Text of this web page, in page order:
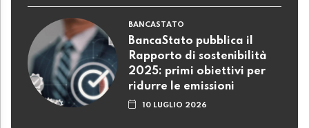
BANCASTATO
BancaStato pubblica il
Rapporto di sostenibilità
2025: primi obiettivi per
ridurre le emissioni
10 LUGLIO 2026